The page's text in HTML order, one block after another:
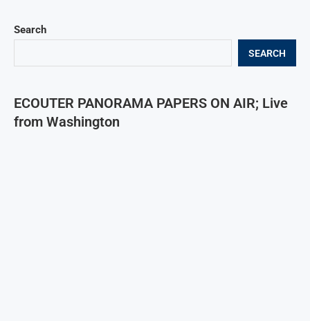
Search
SEARCH
ECOUTER PANORAMA PAPERS ON AIR; Live
from Washington